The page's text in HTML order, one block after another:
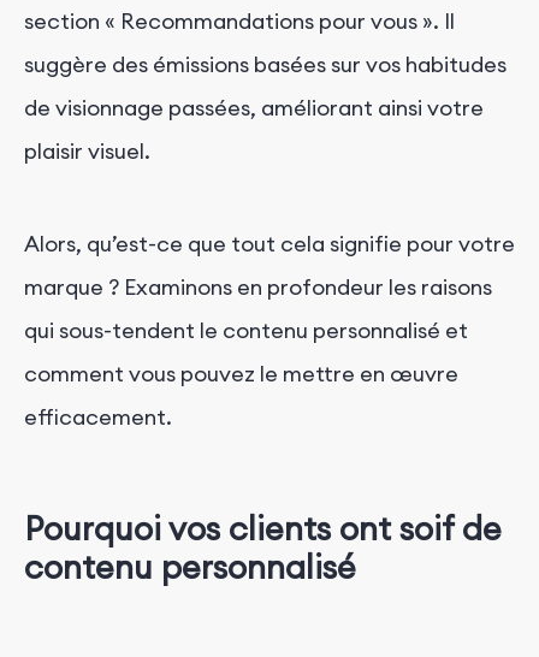
section « Recommandations pour vous ». Il
suggère des émissions basées sur vos habitudes
de visionnage passées, améliorant ainsi votre
plaisir visuel.
Alors, qu’est-ce que tout cela signifie pour votre
marque ? Examinons en profondeur les raisons
qui sous-tendent le contenu personnalisé et
comment vous pouvez le mettre en œuvre
efficacement.
Pourquoi vos clients ont soif de
contenu personnalisé